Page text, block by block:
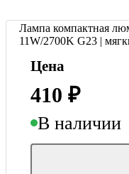
Лампа компактная
11W/2700K G23 |
Цена
410 ₽
В наличии